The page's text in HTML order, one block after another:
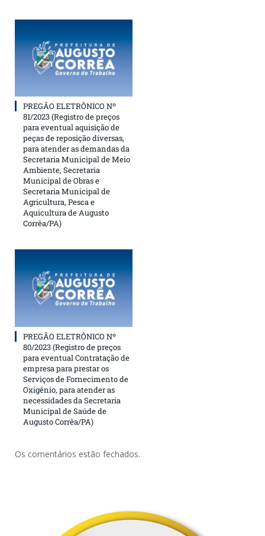
PREGÃO ELETRÔNICO Nº
81/2023 (Registro de preços
para eventual aquisição de
peças de reposição diversas,
para atender as demandas da
Secretaria Municipal de Meio
Ambiente, Secretaria
Municipal de Obras e
Secretaria Municipal de
Agricultura, Pesca e
Aquicultura de Augusto
Corrêa/PA)
PREGÃO ELETRÔNICO Nº
80/2023 (Registro de preços
para eventual Contratação de
empresa para prestar os
Serviços de Fornecimento de
Oxigênio, para atender as
necessidades da Secretaria
Municipal de Saúde de
Augusto Corrêa/PA)
Os comentários estão fechados.